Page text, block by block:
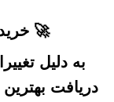
🚀
به دلیل
دریافت